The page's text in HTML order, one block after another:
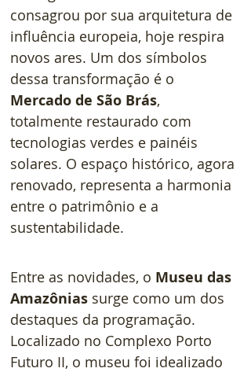
consagrou por sua arquitetura de
influência europeia, hoje respira
novos ares. Um dos símbolos
dessa transformação é o
Mercado de São Brás,
totalmente restaurado com
tecnologias verdes e painéis
solares. O espaço histórico, agora
renovado, representa a harmonia
entre o patrimônio e a
sustentabilidade.
Entre as novidades, o Museu das
Amazônias surge como um dos
destaques da programação.
Localizado no Complexo Porto
Futuro II, o museu foi idealizado